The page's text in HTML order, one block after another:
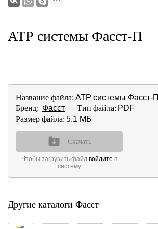
АТР системы Фасст-П
Скачать
Чтобы загрузить файл войдите в
систему
Название файла: АТР системы Фасст-П
Бренд: Фасст Тип файла: PDF
Размер файла: 5.1 MБ
Другие каталоги Фасст